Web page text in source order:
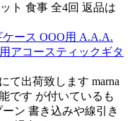
ト 食事 全4回 返品は
ース OOO用 A.A.A.
アコースティックギタ
て出荷致します marna
です が付いているも
ン 書き込みや線引き